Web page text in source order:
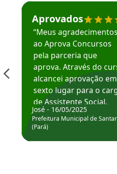
Estudante José recomenda
Aprovados
“Meus agradecimentos
ao Aprova Concursos
pela parceria que
aprova. Através do
alcancei aprovação em
sexto lugar para o
de Assistente Social.
Hoje estou atuando na
Prefeitura de Santarém.
José - 16/05/2025
Prefeitura Municipal de
(Pará)